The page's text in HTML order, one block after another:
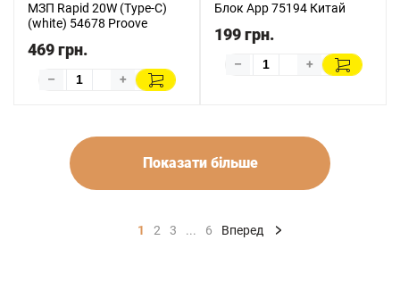
МЗП Rapid 20W (Type-C)
(white) 54678 Proove
469 грн.
– +
Блок App 75194 Китай
199 грн.
– +
Показати більше
1 2 3 ... 6 Вперед